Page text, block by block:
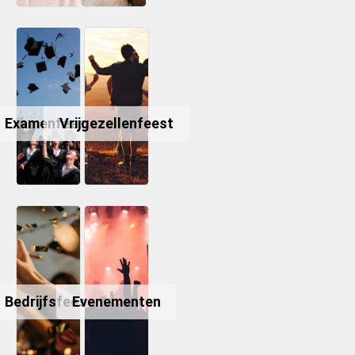
ExamenfeestVrijgezellenfeest
BedrijfsfeestEvenementen